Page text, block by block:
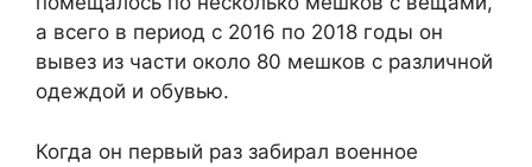
а всего в период с 2016 по 2018 годы он
вывез из части около 80 мешков с различной
одеждой и обувью.
Когда он первый раз забирал военное